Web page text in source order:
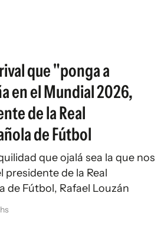
que "ponga a
en el Mundial 2026,
de la Real
de Fútbol
que ojalá sea la que nos
presidente de la Real
de Fútbol, Rafael Louzán